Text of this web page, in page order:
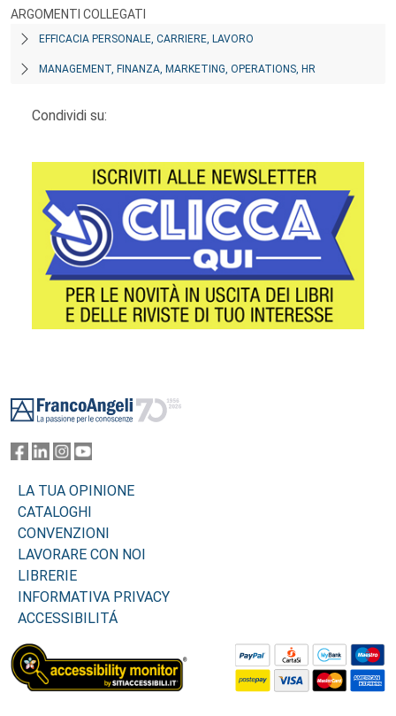
ARGOMENTI COLLEGATI
EFFICACIA PERSONALE, CARRIERE, LAVORO
MANAGEMENT, FINANZA, MARKETING, OPERATIONS, HR
Condividi su:
LA TUA OPINIONE
CATALOGHI
CONVENZIONI
LAVORARE CON NOI
LIBRERIE
INFORMATIVA PRIVACY
ACCESSIBILITÁ